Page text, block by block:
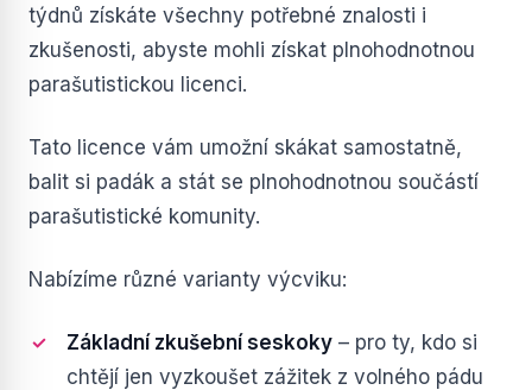
týdnů získáte všechny potřebné znalosti i
zkušenosti, abyste mohli získat plnohodnotnou
parašutistickou licenci.
Tato licence vám umožní skákat samostatně,
balit si padák a stát se plnohodnotnou součástí
parašutistické komunity.
Nabízíme různé varianty výcviku:
Základní zkušební seskoky – pro ty, kdo si
chtějí jen vyzkoušet zážitek z volného pádu